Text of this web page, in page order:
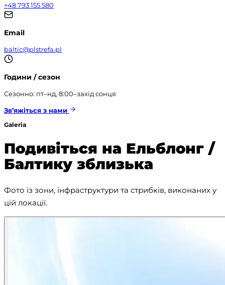
+48 793 155 580
Email
baltic@plstrefa.pl
Години / сезон
Сезонно: пт–нд, 8:00–захід сонця
Зв’яжіться з нами
Galeria
Подивіться на Ельблонг /
Балтику зблизька
Фото із зони, інфраструктури та стрибків, виконаних у
цій локації.